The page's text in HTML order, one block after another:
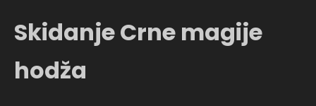
Skidanje Crne magije
hodža